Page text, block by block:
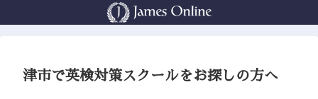
津市で英検対策スクールをお探しの方へ